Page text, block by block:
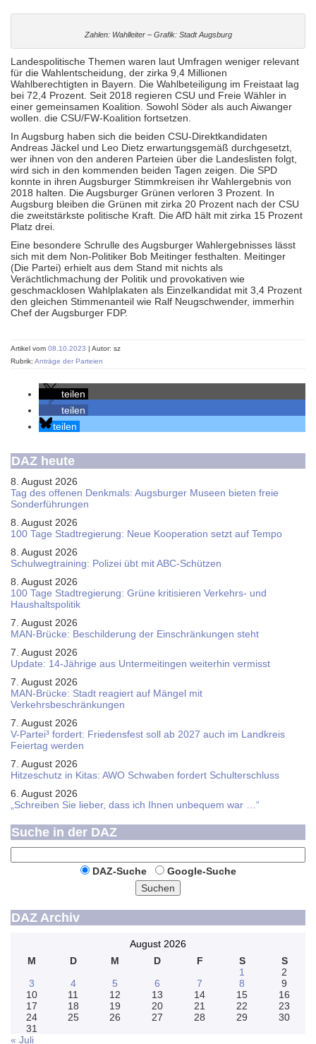
Zahlen: Wahlleiter – Grafik: Stadt Augsburg
Landespolitische Themen waren laut Umfragen weniger relevant
für die Wahlentscheidung, der zirka 9,4 Millionen
Wahlberechtigten in Bayern. Die Wahlbeteiligung im Freistaat lag
bei 72,4 Prozent. Seit 2018 regieren CSU und Freie Wähler in
einer gemeinsamen Koalition. Sowohl Söder als auch Aiwanger
wollen. die CSU/FW-Koalition fortsetzen.
In Augsburg haben sich die beiden CSU-Direktkandidaten
Andreas Jäckel und Leo Dietz erwartungsgemäß durchgesetzt,
wer ihnen von den anderen Parteien über die Landeslisten folgt,
wird sich in den kommenden beiden Tagen zeigen. Die SPD
konnte in ihren Augsburger Stimmkreisen ihr Wahlergebnis von
2018 halten. Die Augsburger Grünen verloren 3 Prozent. In
Augsburg bleiben die Grünen mit zirka 20 Prozent nach der CSU
die zweitstärkste politische Kraft. Die AfD hält mit zirka 15 Prozent
Platz drei.
Eine besondere Schrulle des Augsburger Wahlergebnisses lässt
sich mit dem Non-Politiker Bob Meitinger festhalten. Meitinger
(Die Partei) erhielt aus dem Stand mit nichts als
Verächtlichmachung der Politik und provokativen wie
geschmacklosen Wahlplakaten als Einzelkandidat mit 3,4 Prozent
den gleichen Stimmenanteil wie Ralf Neugschwender, immerhin
Chef der Augsburger FDP.
Artikel vom 08.10.2023 | Autor: sz
Rubrik: Anträge der Parteien
teilen
teilen
teilen
DAZ heute
8. August 2026
Tag des offenen Denkmals: Augsburger Museen bieten freie
Sonderführungen
8. August 2026
100 Tage Stadtregierung: Neue Kooperation setzt auf Tempo
8. August 2026
Schul­weg­trai­ning: Poli­zei übt mit ABC-Schüt­zen
8. August 2026
100 Tage Stadtregierung: Grüne kritisieren Verkehrs- und
Haushaltspolitik
7. August 2026
MAN-Brücke: Beschilderung der Einschränkungen steht
7. August 2026
Update: 14-Jährige aus Untermeitingen weiterhin vermisst
7. August 2026
MAN-Brücke: Stadt reagiert auf Mängel mit
Verkehrsbeschränkungen
7. August 2026
V-Partei­³ fordert: Friedens­fest soll ab 2027 auch im Land­kreis
Feier­tag werden
7. August 2026
Hitzeschutz in Kitas: AWO Schwaben fordert Schulterschluss
6. August 2026
„Schreiben Sie lieber, dass ich Ihnen unbequem war …“
Suche in der DAZ
DAZ-Suche
Google-Suche
Suchen
DAZ Archiv
August 2026
M
D M D F S
S
1
2
3
4 5 6 7 8
9
10
11 12 13 14 15
16
17
18 19 20 21 22
23
24
25 26 27 28 29
30
31
« Juli